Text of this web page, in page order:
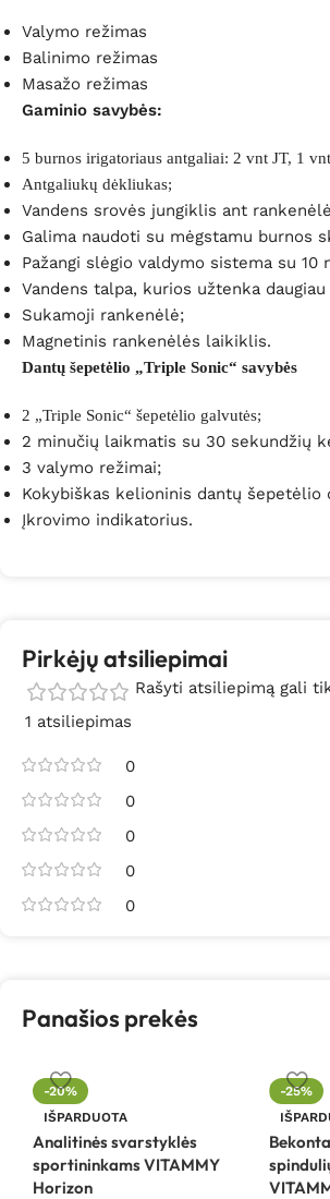
Valymo režimas
Balinimo režimas
Masažo režimas
Gaminio savybės:
5 burnos irigatoriaus antgaliai: 2 vnt JT, 1
Antgaliukų dėkliukas;
Vandens srovės jungiklis ant
Galima naudoti su mėgstamu burnos
Pažangi slėgio valdymo sistema su 10
Vandens talpa, kurios užtenka
Sukamoji rankenėlė;
Magnetinis rankenėlės laikiklis.
Dantų šepetėlio „Triple Sonic“ savybės
2 „Triple Sonic“ šepetėlio galvutės;
2 minučių laikmatis su 30 sekundžių
3 valymo režimai;
Kokybiškas kelioninis dantų šepetėlio
Įkrovimo indikatorius.
Pirkėjų atsiliepimai
1 atsiliepimas
0
0
0
0
0
Rašyti atsiliepimą gali
Panašios prekės
-20%
IŠPARDUOTA
Analitinės svarstyklės
sportininkams VITAMMY
Horizon
-25%